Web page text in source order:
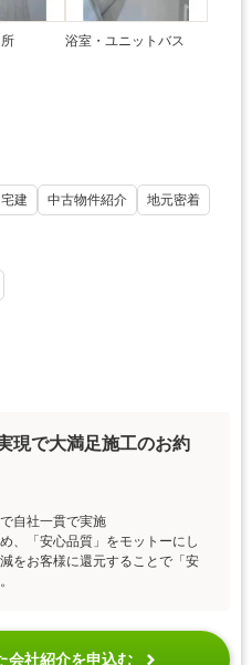
浴室・ユニットバス
宅建 中古物件紹介 地元密着
現で大満足施工のお約
自社一貫で実施
、「安心品質」をモットーにし
をお客様に還元することで「安
会社紹介を申込む